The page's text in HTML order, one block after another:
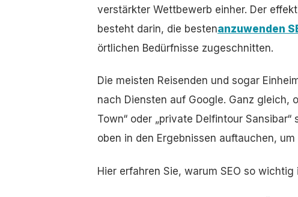
verstärkter Wettbewerb einher. Der
besteht darin, die bestenanzuwenden
örtlichen Bedürfnisse zugeschnitten.
Die meisten Reisenden und sogar
nach Diensten auf Google. Ganz gleich,
Town“ oder „private Delfintour
oben in den Ergebnissen auftauchen,
Hier erfahren Sie, warum SEO so wichtig